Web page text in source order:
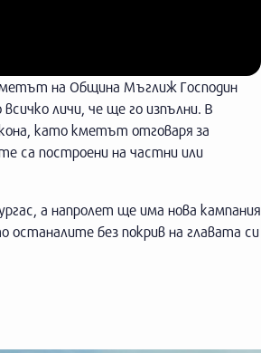
на Община Мъглиж Господин
личи, че ще го изпълни. В
като кметът отговаря за
са построени на частни или
а напролет ще има нова кампания
останалите без покрив на главата си